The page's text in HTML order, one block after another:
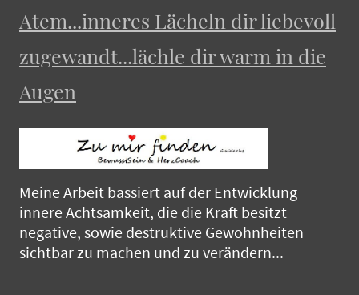
Atem...inneres Lächeln dir liebevoll
zugewandt...lächle dir warm in die
Augen
Meine Arbeit bassiert auf der Entwicklung
innere Achtsamkeit, die die Kraft besitzt
negative, sowie destruktive Gewohnheiten
sichtbar zu machen und zu verändern...